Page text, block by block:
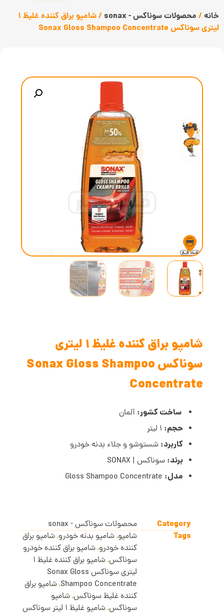
خانه / محصولات سوناکس - sonax
/ شامپو براق کننده غلیظ 1
لیتری سوناکس Sonax Gloss Shampoo Concentrate
شامپو براق کننده غلیظ 1 لیتری
سوناکس Sonax Gloss Shampoo
Concentrate
ساخت کشور: آلمان
حجم:
کاربرد: شستوشو و جلاء بدنه خودرو
برند: سوناکس | SONAX
مدل:
Category محصولات سوناکس - sonax
Tags شامپو,شامپو بدنه خودرو,شامپو براق
کننده خودرو,شامپو براق کننده خودرو
سوناکس,
شامپو براق کننده غلیظ 1
لیتری سوناکس Sonax Gloss
Shampoo Concentrate
,شامپو براق
کننده غلیظ سوناکس,شامپو
سوناکس,شامپو غلیظ 1 لیتر سوناکس